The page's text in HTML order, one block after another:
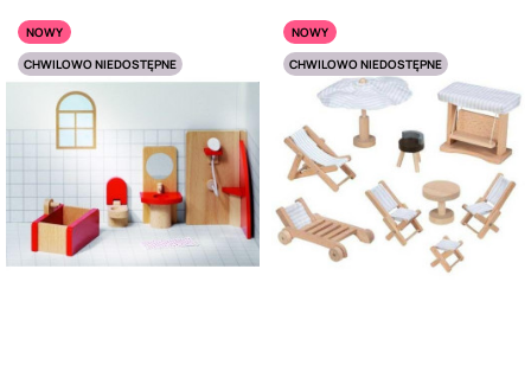
NOWY
CHWILOWO NIEDOSTĘPNE
NOWY
CHWILOWO NIEDOSTĘPNE